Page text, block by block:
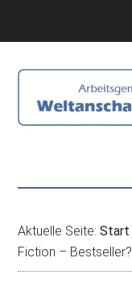
menu
Aktuelle Seite:Start
Fiction – Bestseller?